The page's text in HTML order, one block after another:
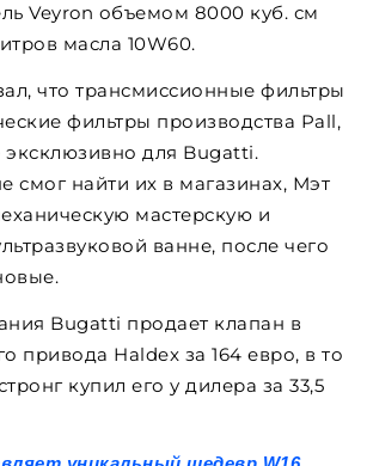
Veyron объемом 8000 куб. см
масла 10W60.
что трансмиссионные фильтры
фильтры производства Pall,
эксклюзивно для Bugatti.
смог найти их в магазинах, Мэт
мастерскую и
ванне, после чего
Bugatti продает клапан в
привода Haldex за 164 евро, в то
купил его у дилера за 33,5